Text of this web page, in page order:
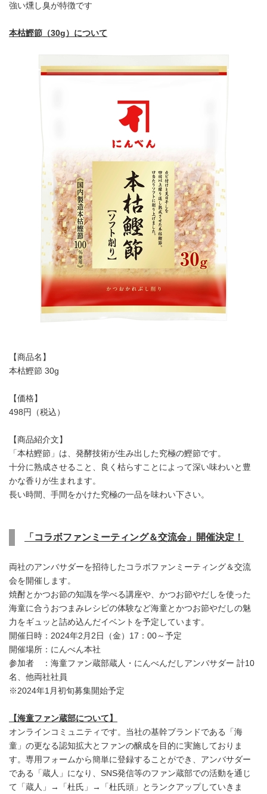
強い燻し臭が特徴です
本枯鰹節（30g ）について
【商品名】
本枯鰹節 30g
【価格】
498円（税込）
【商品紹介文】
「本枯鰹節」は、発酵技術が生み出した究極の鰹節です。
十分に熟成させること、良く枯らすことによって深い味わいと豊
かな香りが生まれます。
長い時間、手間をかけた究極の一品を味わい下さい。
「コラボファンミーティング＆交流会」開催決定！
両社のアンバサダーを招待したコラボファンミーティング＆交流
会を開催します。
焼酎とかつお節の知識を学べる講座や、かつお節やだしを使った
海童に合うおつまみレシピの体験など海童とかつお節やだしの魅
力をギュッと詰め込んだイベントを予定しています。
開催日時：2024年2月2日（金）17：00～予定
開催場所：にんべん本社
参加者 ：海童ファン蔵部蔵人・にんべんだしアンバサダー 計10
名、他両社社員
※2024年1月初旬募集開始予定
【海童ファン蔵部について】
オンラインコミュニティです。当社の基幹ブランドである「海
童」の更なる認知拡大とファンの醸成を目的に実施しておりま
す。専用フォームから簡単に登録することができ、アンバサダー
である「蔵人」になり、SNS発信等のファン蔵部での活動を通じ
て「蔵人」→「杜氏」→「杜氏頭」とランクアップしていきま